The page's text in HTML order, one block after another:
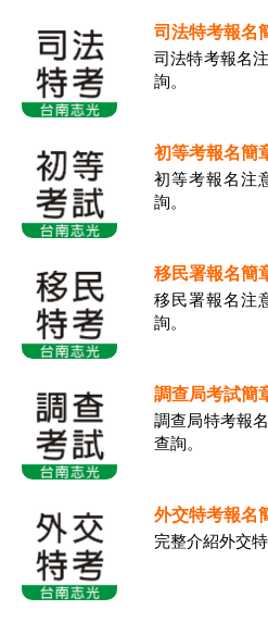
司法特考報名
司法特考報名
詢。
初等考報名簡
初等考報名注
詢。
移民署報名簡
移民署報名注
詢。
調查局考試簡
調查局特考報
查詢。
外交特考報名
完整介紹外交